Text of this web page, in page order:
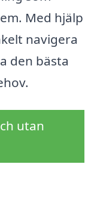
Med hjälp
navigera
den bästa
utan